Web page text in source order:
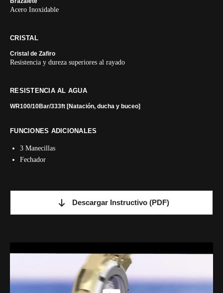
Acero Inoxidable
CRISTAL
Cristal de Zafiro
Resistencia y dureza superiores al rayado
RESISTENCIA AL AGUA
WR100/10Bar/333ft [Natación, ducha y buceo]
FUNCIONES ADICIONALES
3 Manecillas
Fechador
Descargar Instructivo (PDF)